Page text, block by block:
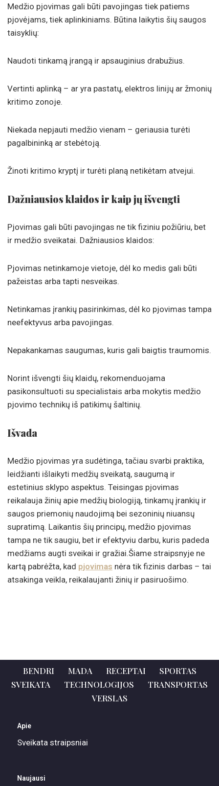
Medžio pjovimas gali būti pavojingas tiek patiems
pjovėjams, tiek aplinkiniams. Būtina laikytis šių saugos
taisyklių:
Naudoti tinkamą įrangą ir apsauginius drabužius.
Vertinti aplinką – ar yra pastatų, elektros linijų ar žmonių
kritimo zonoje.
Niekada nepjauti medžio vienam – geriausia turėti
pagalbininką ar stebėtoją.
Žinoti kritimo kryptį ir turėti planą netikėtam atvejui.
Dažniausios klaidos ir kaip jų išvengti
Pjovimas gali būti pavojingas ne tik fiziniu požiūriu, bet
ir medžio sveikatai. Dažniausios klaidos:
Pjovimas netinkamoje vietoje, dėl ko medis gali būti
pažeistas arba tapti nesveikas.
Netinkamas įrankių pasirinkimas, dėl ko pjovimas tampa
neefektyvus arba pavojingas.
Nepakankamas saugumas, kuris gali baigtis traumomis.
Norint išvengti šių klaidų, rekomenduojama
pasikonsultuoti su specialistais arba mokytis medžio
pjovimo technikų iš patikimų šaltinių.
Išvada
Medžio pjovimas yra sudėtinga, tačiau svarbi praktika,
leidžianti išlaikyti medžių sveikatą, saugumą ir
estetinius sklypo aspektus. Teisingas pjovimas
reikalauja žinių apie medžių biologiją, tinkamų įrankių ir
saugos priemonių naudojimą bei sezoninių niuansų
supratimą. Laikantis šių principų, medžio pjovimas
tampa ne tik saugiu, bet ir efektyviu darbu, kuris padeda
medžiams augti sveikai ir gražiai.Šiame straipsnyje ne
kartą pabrėžta, kad pjovimas nėra tik fizinis darbas – tai
atsakinga veikla, reikalaujanti žinių ir pasiruošimo.
BENDRI MADA RECEPTAI
SPORTAS
SVEIKATA
TECHNOLOGIJOS
TRANSPORTAS
VERSLAS
Apie
Sveikata straipsniai
Naujausi